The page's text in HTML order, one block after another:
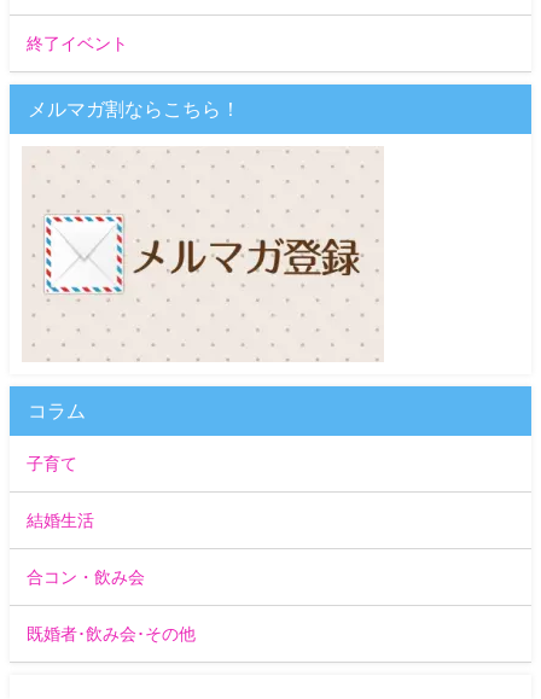
終了イベント
メルマガ割ならこちら！
コラム
子育て
結婚生活
合コン・飲み会
既婚者･飲み会･その他